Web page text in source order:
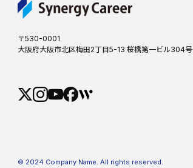
〒530-0001
大阪府大阪市北区梅田2丁目5-13 桜橋第一ビル304号
© 2024 Company Name. All rights reserved.